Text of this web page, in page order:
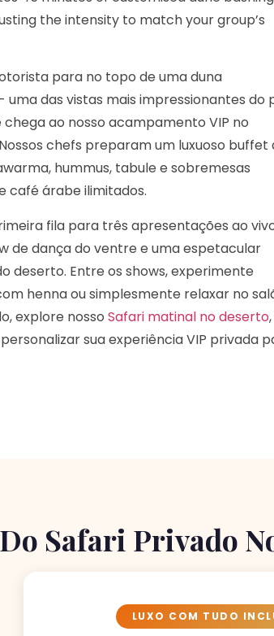
the intensity to match your group’s
para no topo de uma duna
das vistas mais impressionantes do
chega ao nosso acampamento VIP no
chefs preparam um luxuoso buffet
hummus, tabule e sobremesas
café árabe ilimitados.
fila para três apresentações ao
de dança do ventre e uma espetacular
deserto. Entre os shows, experimente
henna ou simplesmente relaxar no
explore nosso Safari matinal no deserto
sua experiência VIP privada
Safari Privado
LUXO COM TUDO